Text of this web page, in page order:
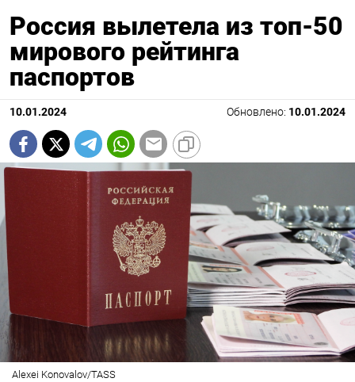
Россия вылетела из топ-50
мирового рейтинга
паспортов
10.01.2024 Обновлено: 10.01.2024
Alexei Konovalov/TASS